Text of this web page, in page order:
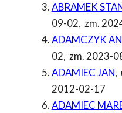
ABRAMEK
09-02, zm.
ADAMCZYK
02, zm. 2023-
ADAMIEC JAN,
2012-02-17
ADAMIEC